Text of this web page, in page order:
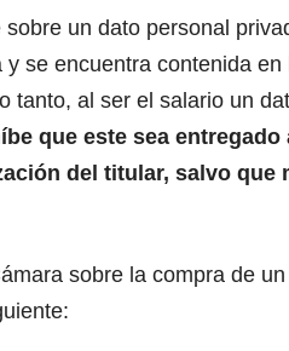
un dato personal
se encuentra contenida
tanto, al ser el salario un
que este sea
del titular, salvo que
sobre la compra de